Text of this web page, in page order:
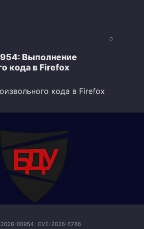
0
Выполнение
кода в Firefox
кода в Firefox
06954 CVE-2026-6786